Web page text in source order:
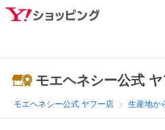
モエヘネシー公式
モエヘネシー公式 ヤフー店 生産地か